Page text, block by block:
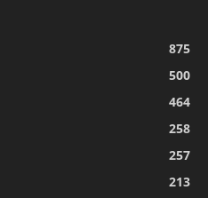
875
500
464
258
257
213